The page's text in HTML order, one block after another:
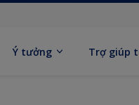
Ý tưởng Trợ giúp